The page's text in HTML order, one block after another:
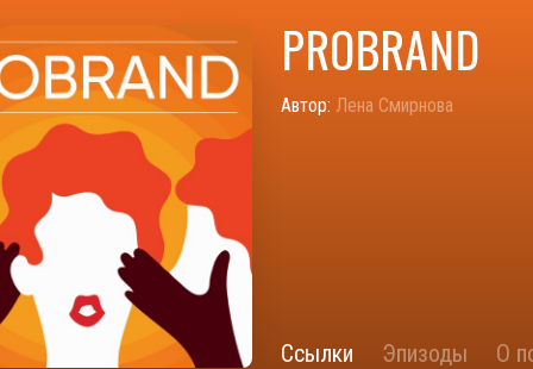
PROBRAND
Автор: Лена Смирнова
Ссылки Эпизоды О